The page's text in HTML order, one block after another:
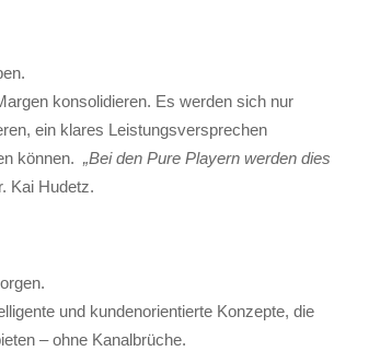
konsolidieren. Es werden sich nur
ein klares Leistungsversprechen
können. „Bei den Pure Playern werden dies
Kai Hudetz.
und kundenorientierte Konzepte, die
– ohne Kanalbrüche.